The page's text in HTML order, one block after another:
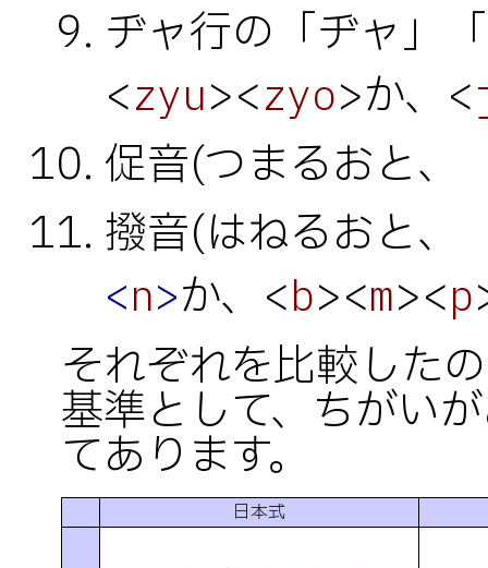
ヂャ行の「ヂャ」
<zyu><zyo>か、<
促音(つまるおと、
撥音(はねるおと、
<n>か、<b><m><p
それぞれを比較した
基準として、ちがい
てあります。
日本式